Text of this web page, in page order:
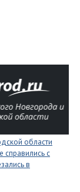
области
справились с
в